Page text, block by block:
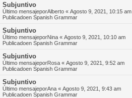
Subjuntivo
Último mensajeporAlberto « Agosto 9, 2021, 10:15 am
Publicadoen Spanish Grammar
Subjuntivo
Último mensajeporNina « Agosto 9, 2021, 10:10 am
Publicadoen Spanish Grammar
Subjuntivo
Último mensajeporRosa « Agosto 9, 2021, 9:52 am
Publicadoen Spanish Grammar
Subjuntivo
Último mensajeporAna « Agosto 9, 2021, 9:43 am
Publicadoen Spanish Grammar